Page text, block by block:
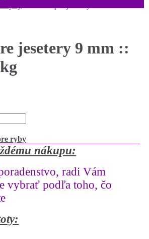
jesetery 9 mm ::
ryby
nákupu:
,radi Vám
vybrať podľa toho, čo